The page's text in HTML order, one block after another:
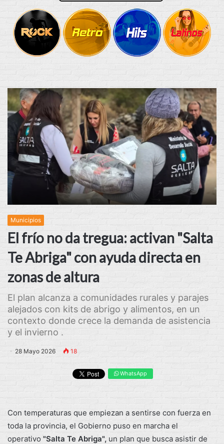
Municipios
El frío no da tregua: activan "Salta
Te Abriga" con ayuda directa en
zonas de altura
El plan alcanza a comunidades rurales y parajes
alejados con kits de abrigo y alimentos, en un
contexto donde crece la demanda de asistencia
y el invierno .
28 Mayo 2026 18
WhatsApp
Con temperaturas que empiezan a sentirse con fuerza en
toda la provincia, el Gobierno puso en marcha el
operativo "Salta Te Abriga", un plan que busca asistir de